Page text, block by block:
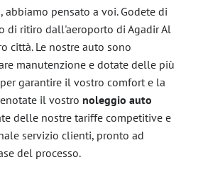
pensato a voi. Godete di
di ritiro dall'aeroporto di Agadir Al
città. Le nostre auto sono
manutenzione e dotate delle più
garantire il vostro comfort e la
il vostro noleggio auto
delle nostre tariffe competitive e
servizio clienti, pronto ad
del processo.